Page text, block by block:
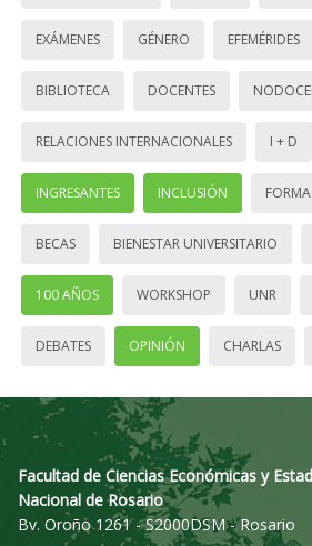
EXÁMENES GÉNERO EFEMÉRIDES
BIBLIOTECA DOCENTES
RELACIONES INTERNACIONALES I + D
INGRESANTES INCLUSIÓN
BECAS BIENESTAR UNIVERSITARIO
100 AÑOS WORKSHOP UNR
DEBATES OPINIÓN CHARLAS
Facultad de Ciencias Económicas y
Nacional de Rosario
Bv. Oroño 1261 - S2000DSM - Rosario